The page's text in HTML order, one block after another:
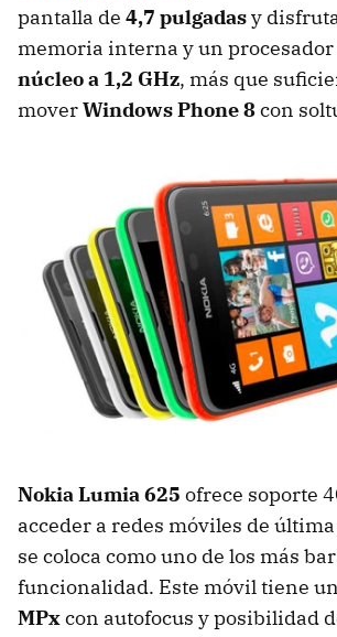
pantalla de 4,7 pulgadasy
memoria interna y un procesador
núcleo a 1,2 GHz, más que
moverWindows Phone 8con
Nokia Lumia 625 ofrece soporte
acceder a redes móviles de
se coloca como uno de los más
funcionalidad. Este móvil tiene
MPxcon autofocus y posibilidad